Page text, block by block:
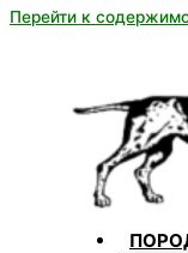
Перейти к